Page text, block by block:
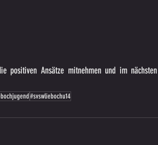
positiven Ansätze mitnehmen und im
#svswliebochu14